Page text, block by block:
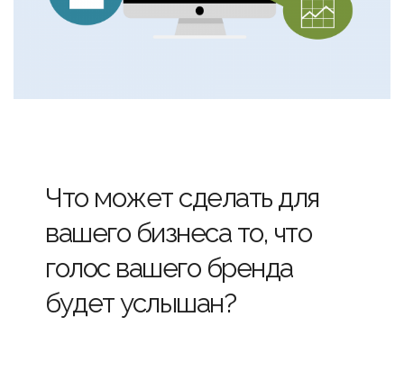
Что может сделать для
вашего бизнеса то, что
голос вашего бренда
будет услышан?